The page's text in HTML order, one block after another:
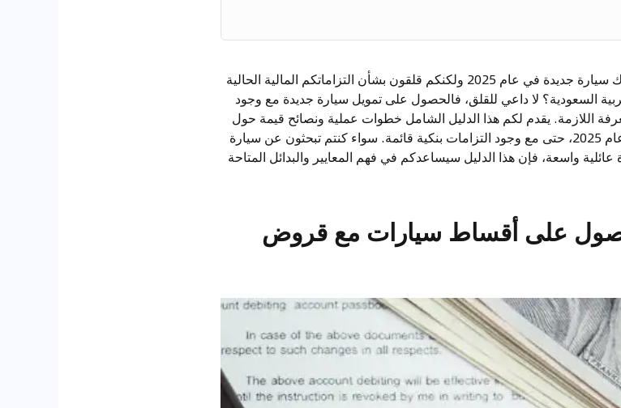
أهلاً بكم أيها القراء الأعزاء! هل تفكرون في امتلاك سيارة جديدة في عام 2025 ولكنكم قلقون بشأن التزاماتكم المالية الحالية
السعودية؟ لا داعي للقلق، فالحصول على تمويل سيارة جديدة مع وجود
اللازمة. يقدم لكم هذا الدليل الشامل خطوات عملية ونصائح قيمة حول
كيفية التأهل للحصول على أقساط سيارات في عام 2025، حتى مع وجود التزامات بنكية قائمة. سواء كنتم تبحثون عن سيارة
واسعة، فإن هذا الدليل سيساعدكم في فهم المعايير والبدائل المتاحة
على أقساط سيارات مع قروض